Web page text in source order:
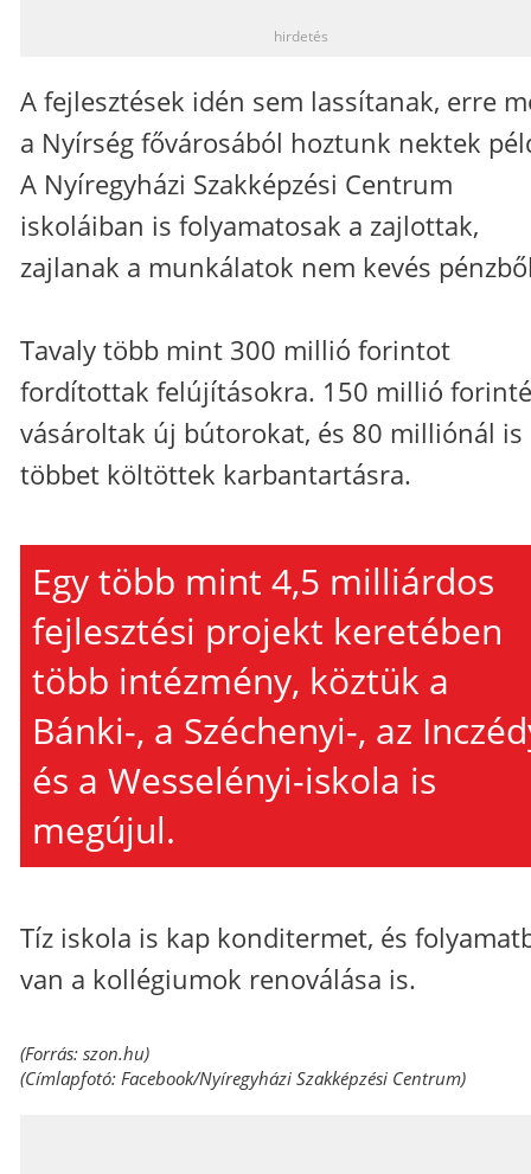
hirdetés
A fejlesztések idén sem lassítanak, erre
a Nyírség fővárosából hoztunk nektek
A Nyíregyházi Szakképzési Centrum
iskoláiban is folyamatosak a zajlottak,
zajlanak a munkálatok nem kevés
Tavaly több mint 300 millió forintot
fordítottak felújításokra. 150 millió
vásároltak új bútorokat, és 80 milliónál is
többet költöttek karbantartásra.
Egy több mint 4,5 milliárdos
fejlesztési projekt keretében
több intézmény, köztük a
Bánki-, a Széchenyi-, az
és a Wesselényi-iskola is
megújul.
Tíz iskola is kap konditermet, és
van a kollégiumok renoválása is.
(Forrás: szon.hu)
(Címlapfotó: Facebook/Nyíregyházi Szakképzési Centrum)